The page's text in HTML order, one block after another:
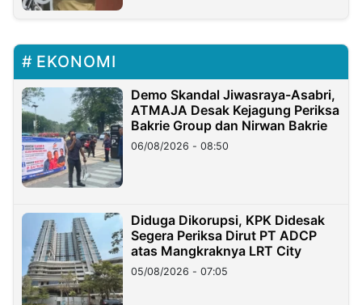
EKONOMI
Demo Skandal Jiwasraya-Asabri,
ATMAJA Desak Kejagung Periksa
Bakrie Group dan Nirwan Bakrie
06/08/2026 - 08:50
Diduga Dikorupsi, KPK Didesak
Segera Periksa Dirut PT ADCP
atas Mangkraknya LRT City
05/08/2026 - 07:05